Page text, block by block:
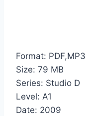
Format: PDF,MP3
Size: 79 MB
Series: Studio D
Level: A1
Date: 2009